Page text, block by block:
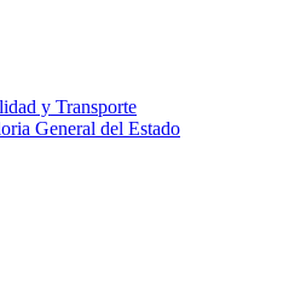
y Transporte
General del Estado